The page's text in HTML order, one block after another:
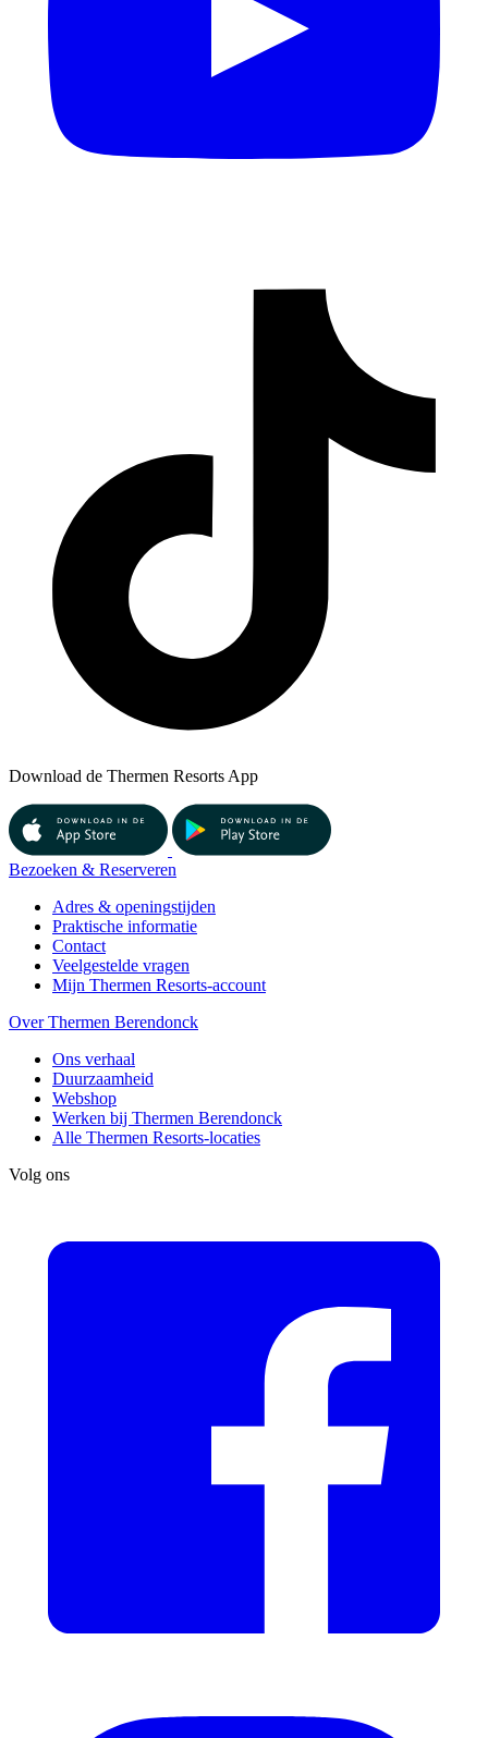
Download de Thermen Resorts App
Bezoeken & Reserveren
Adres & openingstijden
Praktische informatie
Contact
Veelgestelde vragen
Mijn Thermen Resorts-account
Over Thermen Berendonck
Ons verhaal
Duurzaamheid
Webshop
Werken bij Thermen Berendonck
Alle Thermen Resorts-locaties
Volg ons